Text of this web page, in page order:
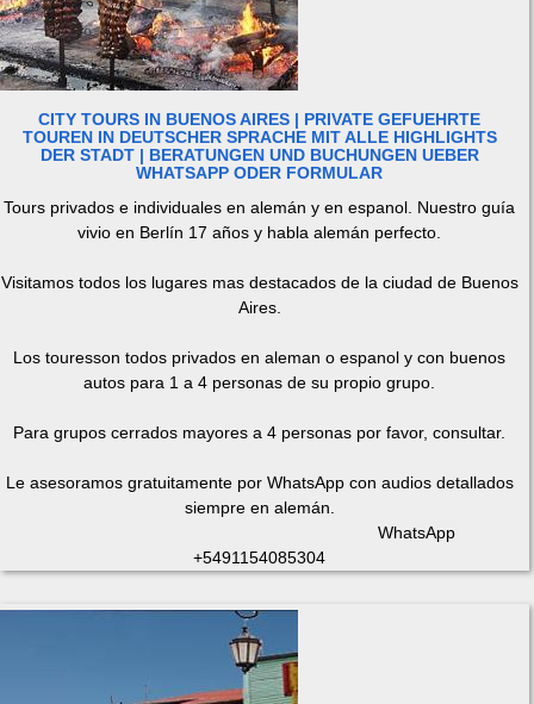
CITY TOURS IN BUENOS AIRES | PRIVATE GEFUEHRTE
TOUREN IN DEUTSCHER SPRACHE MIT ALLE HIGHLIGHTS
DER STADT | BERATUNGEN UND BUCHUNGEN UEBER
WHATSAPP ODER FORMULAR
Tours privados e individuales en alemán y en espanol. Nuestro guía
vivio en Berlín 17 años y habla alemán perfecto.
Visitamos todos los lugares mas destacados de la ciudad de Buenos
Aires.
Los touresson todos privados en aleman o espanol y con buenos
autos para 1 a 4 personas de su propio grupo.
Para grupos cerrados mayores a 4 personas por favor, consultar.
Le asesoramos gratuitamente por WhatsApp con audios detallados
siempre en alemán.
WhatsApp
+5491154085304